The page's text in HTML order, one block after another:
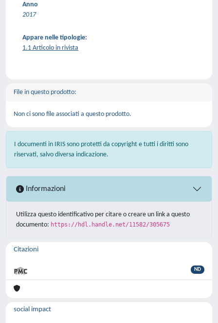
Anno
2017
Appare nelle tipologie:
1.1 Articolo in rivista
File in questo prodotto:
Non ci sono file associati a questo prodotto.
I documenti in IRIS sono protetti da copyright e tutti i diritti sono
riservati, salvo diversa indicazione.
Informazioni
Utilizza questo identificativo per citare o creare un link a questo
documento: https://hdl.handle.net/11582/305675
Citazioni
ND
social impact